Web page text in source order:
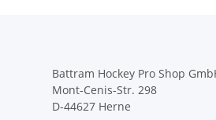
Battram Hockey Pro Shop
Mont-Cenis-Str. 298
D-44627 Herne